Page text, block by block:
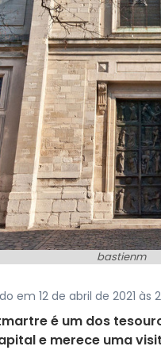
bastienm
em 12 de abril de 2021 às
é um dos
e merece uma